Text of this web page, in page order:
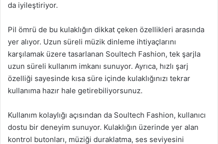
da iyileştiriyor.
Pil ömrü de bu kulaklığın dikkat çeken özellikleri arasında
yer alıyor. Uzun süreli müzik dinleme ihtiyaçlarını
karşılamak üzere tasarlanan Soultech Fashion, tek şarjla
uzun süreli kullanım imkanı sunuyor. Ayrıca, hızlı şarj
özelliği sayesinde kısa süre içinde kulaklığınızı tekrar
kullanıma hazır hale getirebiliyorsunuz.
Kullanım kolaylığı açısından da Soultech Fashion, kullanıcı
dostu bir deneyim sunuyor. Kulaklığın üzerinde yer alan
kontrol butonları, müziği duraklatma, ses seviyesini